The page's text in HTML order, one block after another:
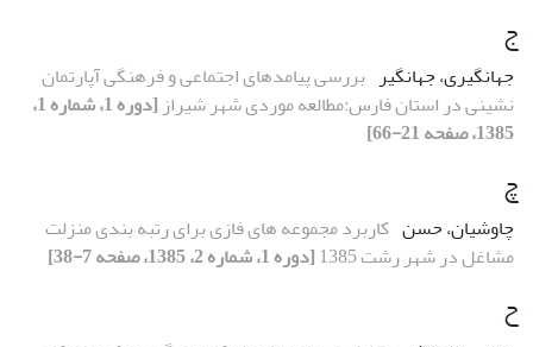
ج
جهانگیری، جهانگیر بررسی پیامدهای اجتماعی و فرهنگی آپارتمان
نشینی در استان فارس:مطالعه موردی شهر شیراز
[دوره 1، شماره 1،
1385، صفحه 21-66]
چ
چاوشیان، حسن کاربرد مجموعه های فازی برای رتبه بندی منزلت
مشاغل در شهر رشت 1385
[دوره 1، شماره 2، 1385، صفحه 7-38]
ح